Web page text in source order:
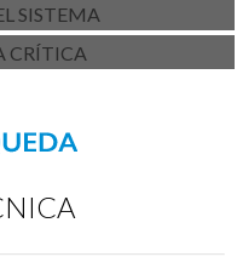
SISTEMA
CRÍTICA